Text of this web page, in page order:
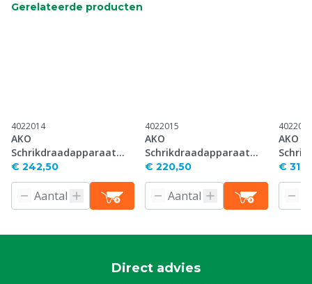
Gerelateerde producten
4022014
AKO
Schrikdraadapparaat
Mobil Power AN6000 (5 J),
12 V
€ 242,50
4022015
AKO
Schrikdraadapparaat
Savanne 3000 (3 J), 12 V
€ 220,50
4022022
AKO
BD400
€
Direct advies